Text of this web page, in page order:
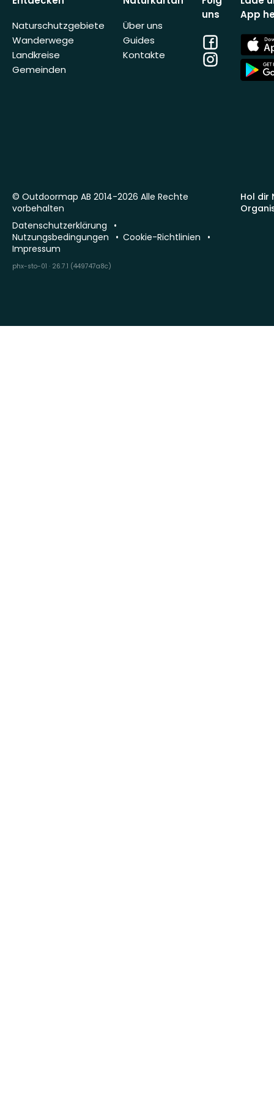
Naturschutzgebiete
Wanderwege
Landkreise
Gemeinden
Über uns
Guides
Kontakte
uns
Facebook
Instagram
App
App
Store
App
Store
Hol dir
© Outdoormap AB 2014-2026 Alle Rechte
vorbehalten
Datenschutzerklärung
Nutzungsbedingungen
Cookie-Richtlinien
Impressum
phx-sto-01 · 26.7.1 (449747a8c)